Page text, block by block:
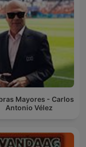
Mayores - Carlos
Antonio Vélez